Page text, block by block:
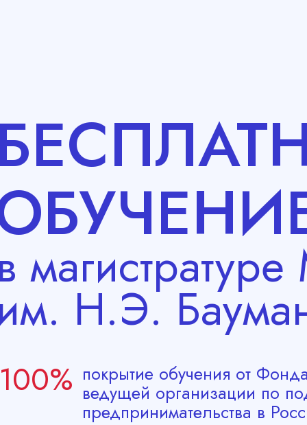
Н.Э.
покрытие обучения от
ведущей организации по
предпринимательства в